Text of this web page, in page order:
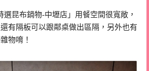
昆布鍋物-中壢店」用餐空間很寬敞，
有隔板可以跟鄰桌做出區隔，另外也有
物唷！